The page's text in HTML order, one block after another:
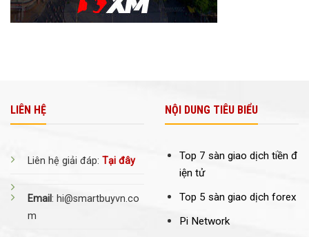
LIÊN HỆ
Liên hệ giải đáp: Tại đây
Email: hi@smartbuyvn.co
m
NỘI DUNG TIÊU BIỂU
Top 7 sàn giao dịch tiền đ
iện tử
Top 5 sàn giao dịch forex
Pi Network